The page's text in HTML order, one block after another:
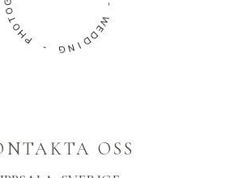
-
W
E
D
D
I
N
G
-
P
H
O
T
O
OSS